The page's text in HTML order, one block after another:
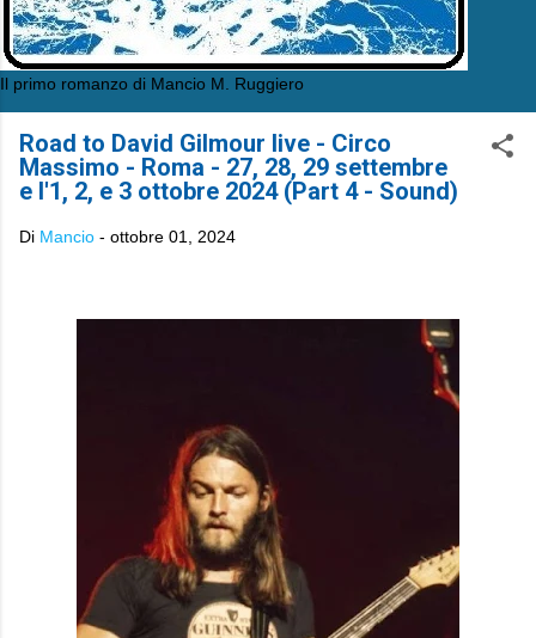
Il primo romanzo di Mancio M. Ruggiero
Road to David Gilmour live - Circo
Massimo - Roma - 27, 28, 29 settembre
e l'1, 2, e 3 ottobre 2024 (Part 4 - Sound)
Di Mancio - ottobre 01, 2024